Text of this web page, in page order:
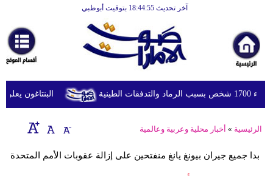
آخر تحديث 18:44:55 بتوقيت أبوظبي
أخبارعاجلة
رياضة
ثقافة
إقتصاد
وموسيقى
البنتاغون يعلن
الرئيسية » أخبار محلية وعربية وعالمية
بدا جميع جيران بيونغ يانغ منفتحين على إزالة عقوبات الأمم المتحدة